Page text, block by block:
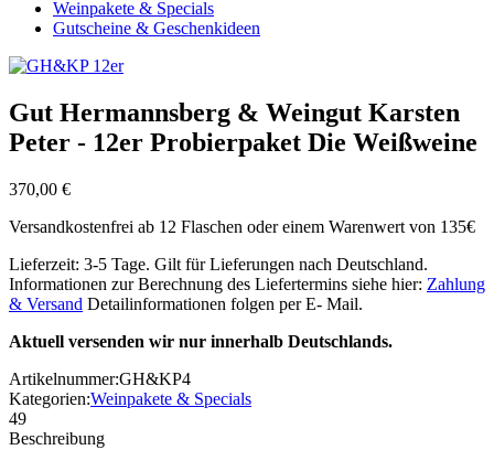
Weinpakete & Specials
Gutscheine & Geschenkideen
Gut Hermannsberg & Weingut Karsten
Peter - 12er Probierpaket Die Weißweine
370,00 €
Versandkostenfrei ab 12 Flaschen oder einem Warenwert von 135€
Lieferzeit: 3-5 Tage. Gilt für Lieferungen nach Deutschland.
Informationen zur Berechnung des Liefertermins siehe hier: Zahlung
& Versand Detailinformationen folgen per E- Mail.
Aktuell versenden wir nur innerhalb Deutschlands.
Artikelnummer:GH&KP4
Kategorien:Weinpakete & Specials
49
Beschreibung